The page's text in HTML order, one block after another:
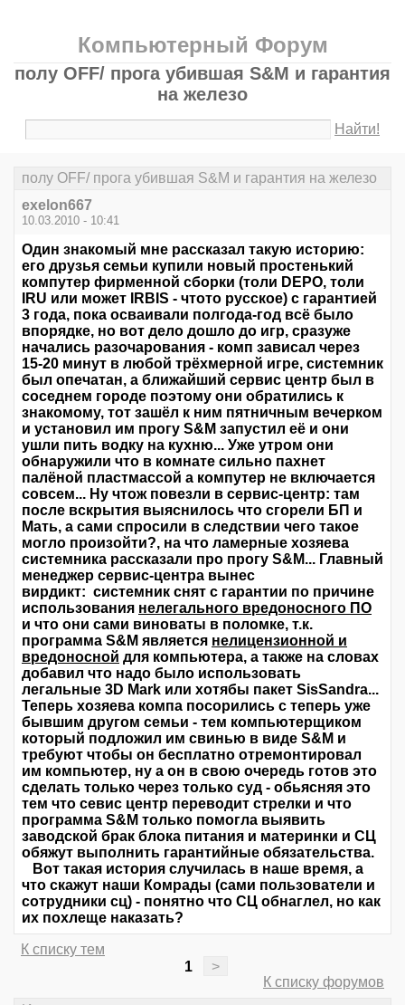
Компьютерный Форум
полу OFF/ прога убившая S&M и гарантия
на железо
Найти!
полу OFF/ прога убившая S&M и гарантия на железо
exelon667
10.03.2010 - 10:41
Один знакомый мне рассказал такую историю:
его друзья семьи купили новый простенький
компутер фирменной сборки (толи DEPO, толи
IRU или может IRBIS - чтото русское) с гарантией
3 года, пока осваивали полгода-год всё было
впорядке, но вот дело дошло до игр, сразуже
начались разочарования - комп зависал через
15-20 минут в любой трёхмерной игре, системник
был опечатан, а ближайший сервис центр был в
соседнем городе поэтому они обратились к
знакомому, тот зашёл к ним пятничным вечерком
и установил им прогу S&M запустил её и они
ушли пить водку на кухню... Уже утром они
обнаружили что в комнате сильно пахнет
палёной пластмассой а компутер не включается
совсем... Ну чтож повезли в сервис-центр: там
после вскрытия выяснилось что сгорели БП и
Мать, а сами спросили в следствии чего такое
могло произойти?, на что ламерные хозяева
системника рассказали про прогу S&M... Главный
менеджер сервис-центра вынес
вирдикт: системник снят с гарантии по причине
использования нелегального вредоносного ПО
и что они сами виноваты в поломке, т.к.
программа S&M является нелицензионной и
вредоносной для компьютера, а также на словах
добавил что надо было использовать
легальные 3D Mark или хотябы пакет SisSandra...
Теперь хозяева компа посорились с теперь уже
бывшим другом семьи - тем компьютерщиком
который подложил им свинью в виде S&M и
требуют чтобы он бесплатно отремонтировал
им компьютер, ну а он в свою очередь готов это
сделать только через только суд - обьясняя это
тем что севис центр переводит стрелки и что
программа S&M только помогла выявить
заводской брак блока питания и материнки и СЦ
обяжут выполнить гарантийные обязательства.
Вот такая история случилась в наше время, а
что скажут наши Комрады (сами пользователи и
сотрудники сц) - понятно что СЦ обнаглел, но как
их похлеще наказать?
К списку тем
1
>
К списку форумов